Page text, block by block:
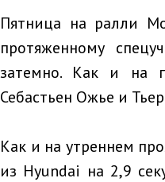
Пятница на ралли
протяженному
затемно. Как и на
Себастьен Ожье и
Как и на утреннем
из Hyundai на 2,9